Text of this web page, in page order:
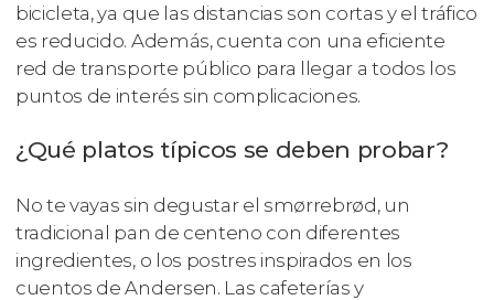
bicicleta, ya que las distancias son cortas y el tráfico
es reducido. Además, cuenta con una eficiente
red de transporte público para llegar a todos los
puntos de interés sin complicaciones.
¿Qué platos típicos se deben probar?
No te vayas sin degustar el smørrebrød, un
tradicional pan de centeno con diferentes
ingredientes, o los postres inspirados en los
cuentos de Andersen. Las cafeterías y